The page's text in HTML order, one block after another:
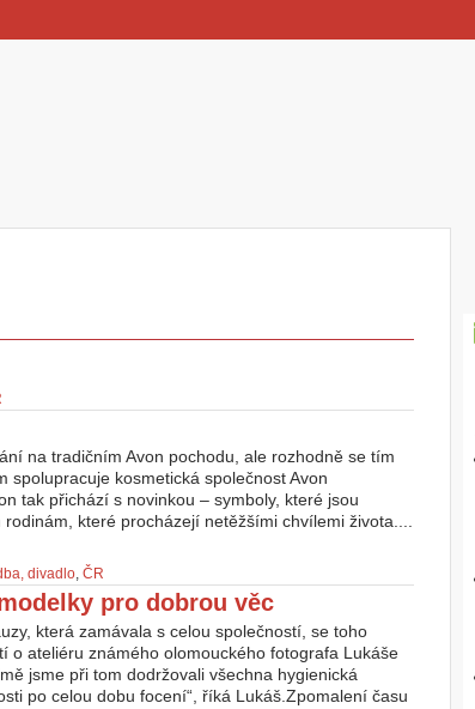
na tradičním Avon pochodu, ale rozhodně se tím
kosmetická společnost Avon
tak přichází s novinkou – symboly, které jsou
které procházejí netěžšími chvílemi života....
divadlo, ČR
pro dobrou věc
která zamávala s celou společností, se toho
o ateliéru známého olomouckého fotografa Lukáše
jsme při tom dodržovali všechna hygienická
po celou dobu focení“, říká Lukáš.Zpomalení času